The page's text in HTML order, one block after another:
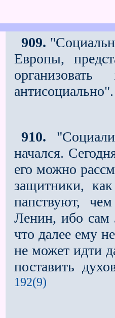
909.
Европы,
антисоциально".
910.
начался.
его можно
защитники,
папствуют,
Ленин, ибо сам
что далее ему
не может идти
поставить
192(9)